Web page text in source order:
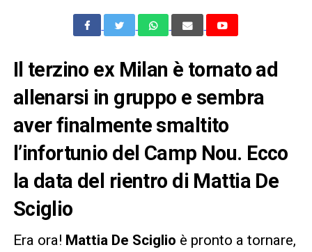
Il terzino ex Milan è tornato ad
allenarsi in gruppo e sembra
aver finalmente smaltito
l’infortunio del Camp Nou. Ecco
la data del rientro di Mattia De
Sciglio
Era ora! Mattia De Sciglio è pronto a tornare,